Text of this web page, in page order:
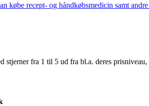
købe recept- og håndkøbsmedicin samt
fra 1 til 5 ud fra bl.a. deres